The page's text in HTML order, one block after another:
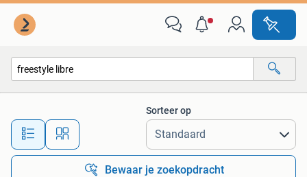
Alle afstanden…
Sorteer op
Bewaar je zoekopdracht